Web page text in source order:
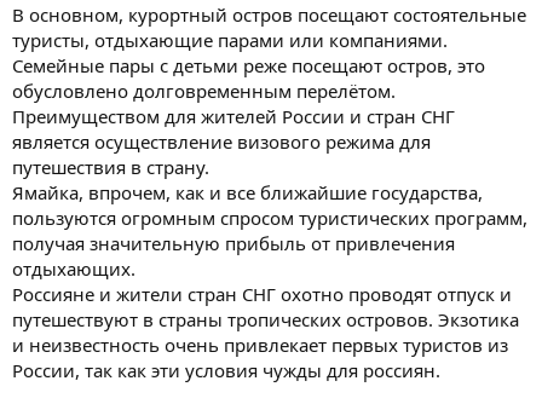
В основном, курортный остров посещают состоятельные
туристы, отдыхающие парами или компаниями.
Семейные пары с детьми реже посещают остров, это
обусловлено долговременным перелётом.
Преимуществом для жителей России и стран СНГ
является осуществление визового режима для
путешествия в страну.
Ямайка, впрочем, как и все ближайшие государства,
пользуются огромным спросом туристических программ,
получая значительную прибыль от привлечения
отдыхающих.
Россияне и жители стран СНГ охотно проводят отпуск и
путешествуют в страны тропических островов. Экзотика
и неизвестность очень привлекает первых туристов из
России, так как эти условия чужды для россиян.